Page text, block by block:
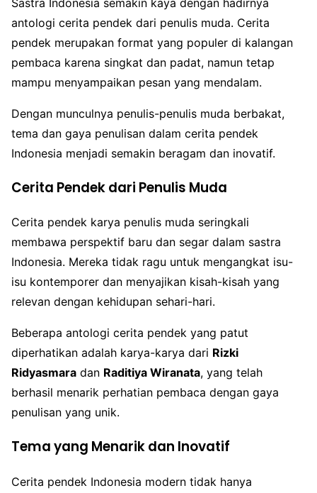
antologi cerita pendek dari penulis muda. Cerita
pendek merupakan format yang populer di kalangan
pembaca karena singkat dan padat, namun tetap
mampu menyampaikan pesan yang mendalam.
Dengan munculnya penulis-penulis muda berbakat,
tema dan gaya penulisan dalam cerita pendek
Indonesia menjadi semakin beragam dan inovatif.
Cerita Pendek dari Penulis Muda
Cerita pendek karya penulis muda seringkali
membawa perspektif baru dan segar dalam sastra
Indonesia. Mereka tidak ragu untuk mengangkat isu-
isu kontemporer dan menyajikan kisah-kisah yang
relevan dengan kehidupan sehari-hari.
Beberapa antologi cerita pendek yang patut
diperhatikan adalah karya-karya dari Rizki
Ridyasmara dan Raditiya Wiranata, yang telah
berhasil menarik perhatian pembaca dengan gaya
penulisan yang unik.
Tema yang Menarik dan Inovatif
Cerita pendek Indonesia modern tidak hanya